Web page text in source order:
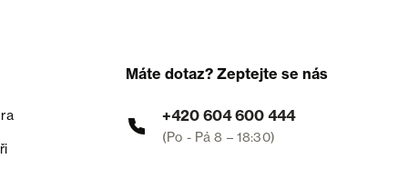
Máte dotaz? Zeptejte se nás
+420 604 600 444
(Po - Pá 8 – 18:30)